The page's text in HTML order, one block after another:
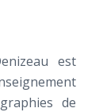
est
de